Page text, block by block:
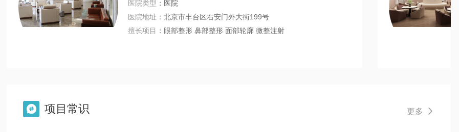
医院类型 ：医院
医院地址 ：北京市丰台区右安门外大街199号
擅长项目 ：眼部整形 鼻部整形 面部轮廓 微整注射
 项目常识 更多 